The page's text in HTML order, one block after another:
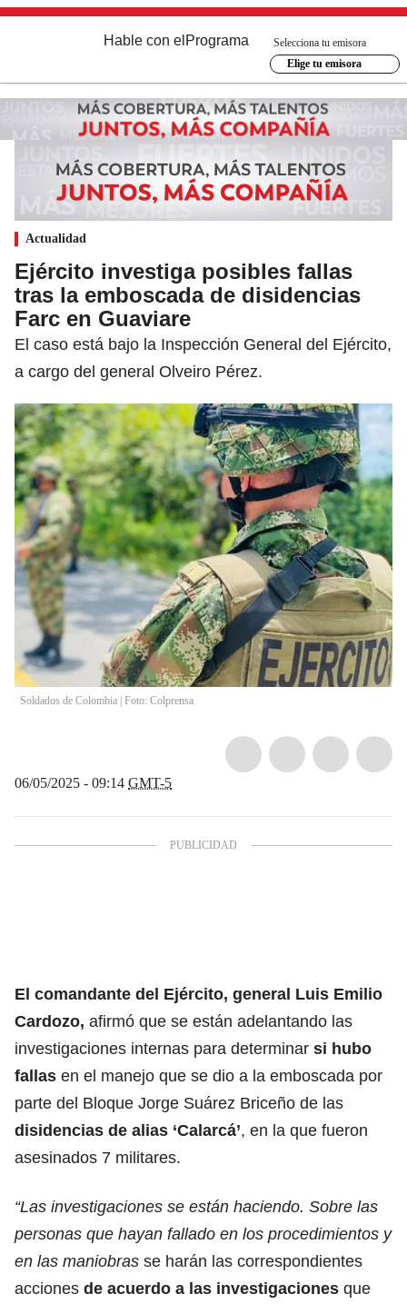
Hable con el Programa
Selecciona tu emisora
Elige tu emisora
Actualidad
Ejército investiga posibles fallas
tras la emboscada de disidencias
Farc en Guaviare
El caso está bajo la Inspección General del Ejército,
a cargo del general Olveiro Pérez.
Soldados de Colombia | Foto: Colprensa
06/05/2025 - 09:14 GMT-5
El comandante del Ejército, general Luis Emilio
Cardozo, afirmó que se están adelantando las
investigaciones internas para determinar si hubo
fallas en el manejo que se dio a la emboscada por
parte del Bloque Jorge Suárez Briceño de las
disidencias de alias ‘Calarcá’, en la que fueron
asesinados 7 militares.
“Las investigaciones se están haciendo. Sobre las
personas que hayan fallado en los procedimientos y
en las maniobras se harán las correspondientes
acciones de acuerdo a las investigaciones que